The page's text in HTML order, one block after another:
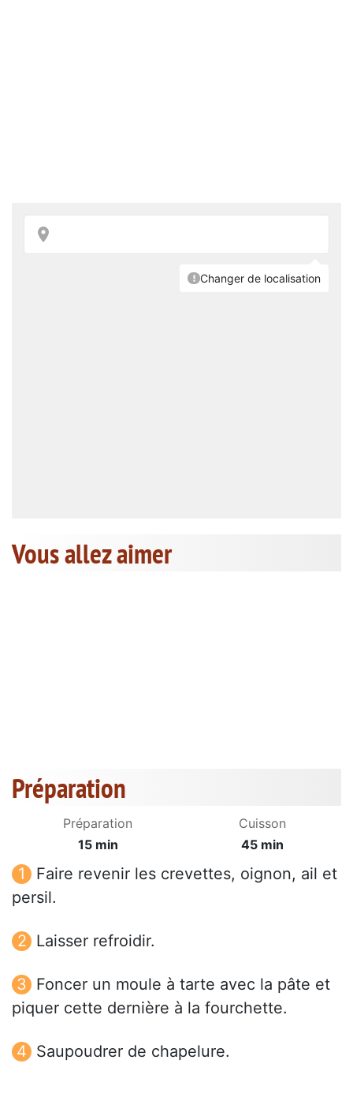
Vous allez aimer
Préparation
Préparation
15 min
Cuisson
45 min
Faire revenir les crevettes, oignon, ail et
persil.
Laisser refroidir.
Foncer un moule à tarte avec la pâte et
piquer cette dernière à la fourchette.
Saupoudrer de chapelure.